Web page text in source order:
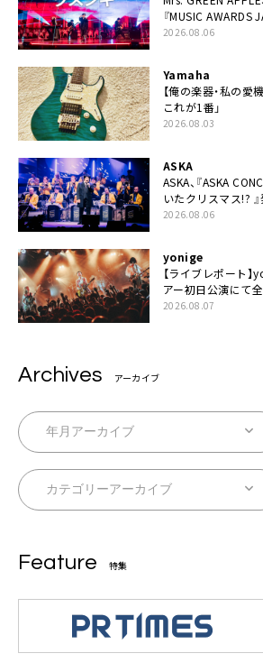
『MUSIC AWARDS
シキ」ライブパフ
2026.08.06
Yamaha
【俺の楽器・私の愛
これが1番」
2026.08.03
ASKA
ASKA、『ASKA
いたクリスマス!?
2026.08.06
yonige
【ライブレポート
アー初日公演にて
tough love tour＞の
2026.08.07
Archives アーカイブ
Feature 特集